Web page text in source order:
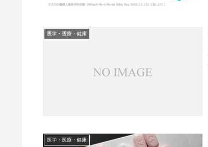
医学・医療・健康
医学・医療・健康